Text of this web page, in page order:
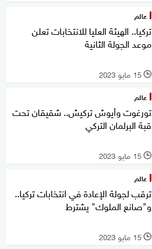
عالم
تركيا.. الهيئة العليا للانتخابات تعلن
موعد الجولة الثانية
l 15 مايو 2023
عالم
تورغوت وأيوش تركيش.. شقيقان تحت
قبة البرلمان التركي
l 15 مايو 2023
عالم
ترقب لجولة الإعادة في انتخابات تركيا..
و"صانع الملوك" يشترط
l 15 مايو 2023